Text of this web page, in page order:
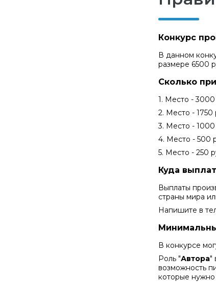
Конкурс
В данном
размере 6500
Сколько
1. Место -
2. Место - 1750
3. Место -
4. Место - 500
5. Место - 250
Куда
Выплаты
страны мира
Напишите в
В конкурсе
Роль "Автора"
возможность
которые нужно